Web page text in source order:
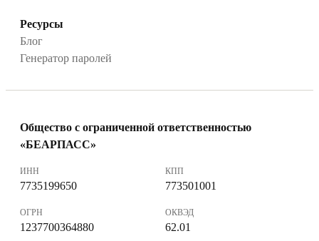
Ресурсы
Блог
Генератор паролей
Общество с ограниченной ответственностью
«БЕАРПАСС»
ИНН
7735199650
КПП
773501001
ОГРН
1237700364880
ОКВЭД
62.01